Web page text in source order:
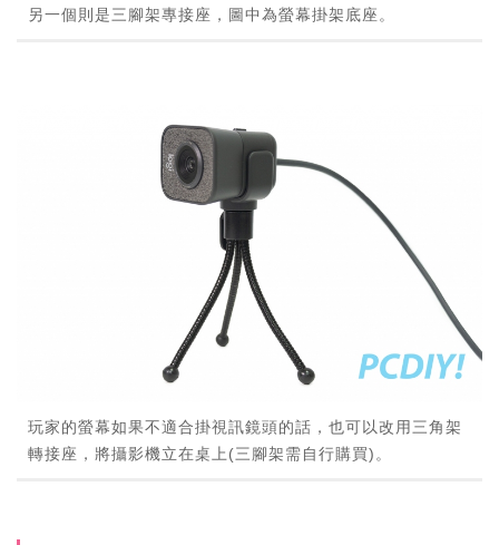
另一個則是三腳架專接座，圖中為螢幕掛架底座。
玩家的螢幕如果不適合掛視訊鏡頭的話，也可以改用三角架
轉接座，將攝影機立在桌上(三腳架需自行購買)。